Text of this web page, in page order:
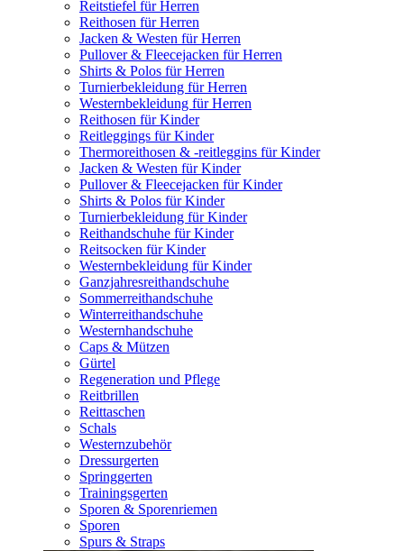
Reitstiefel für Herren
Reithosen für Herren
Jacken & Westen für Herren
Pullover & Fleecejacken für Herren
Shirts & Polos für Herren
Turnierbekleidung für Herren
Westernbekleidung für Herren
Reithosen für Kinder
Reitleggings für Kinder
Thermoreithosen & -reitleggins für Kinder
Jacken & Westen für Kinder
Pullover & Fleecejacken für Kinder
Shirts & Polos für Kinder
Turnierbekleidung für Kinder
Reithandschuhe für Kinder
Reitsocken für Kinder
Westernbekleidung für Kinder
Ganzjahresreithandschuhe
Sommerreithandschuhe
Winterreithandschuhe
Westernhandschuhe
Caps & Mützen
Gürtel
Regeneration und Pflege
Reitbrillen
Reittaschen
Schals
Westernzubehör
Dressurgerten
Springgerten
Trainingsgerten
Sporen & Sporenriemen
Sporen
Spurs & Straps